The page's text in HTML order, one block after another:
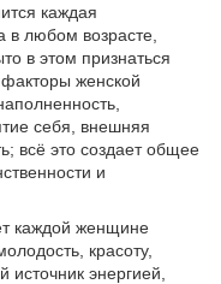
каждая
в любом возрасте,
в этом признаться
женской
себя, внешняя
всё это создает общее
и
каждой женщине
красоту,
источник энергией,